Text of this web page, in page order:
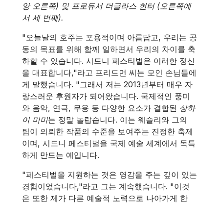
앙 오른쪽) 및 프로듀서 더글라스 헌터 (오른쪽에
서 세 번째).
"오늘날의 호주는 포용적이며 아름답고, 우리는 공
동의 목표를 위해 함께 일하면서 우리의 차이를 축
하할 수 있습니다. 시드니 페스티벌은 이러한 정신
을 대표합니다,"라고 프리드먼 씨는 모인 손님들에
게 말했습니다. "그래서 저는 2013년부터 매우 자
랑스러운 후원자가 되어왔습니다. 국제적인 풍미
와 음악, 연극, 무용 등 다양한 요소가 결합된 상하
이 미미는 정말 놀랍습니다. 이는 웨슬리와 그의
팀이 의뢰한 작품의 수준을 보여주는 진정한 축제
이며, 시드니 페스티벌을 국제 예술 세계에서 독특
하게 만드는 예입니다.
"페스티벌을 지원하는 것은 영감을 주는 깊이 있는
경험이었습니다,"라고 그는 계속했습니다. "이것
은 또한 제가 다른 예술적 노력으로 나아가게 한